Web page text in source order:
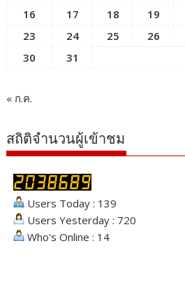
16
17 18 19
23
24 25 26
30
31
« ก.ค.
สถิติจำนวนผู้เข้าชม
Users Today : 139
Users Yesterday : 720
Who's Online : 14